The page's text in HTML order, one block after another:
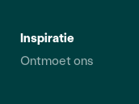
Inspiratie
Ontmoet ons